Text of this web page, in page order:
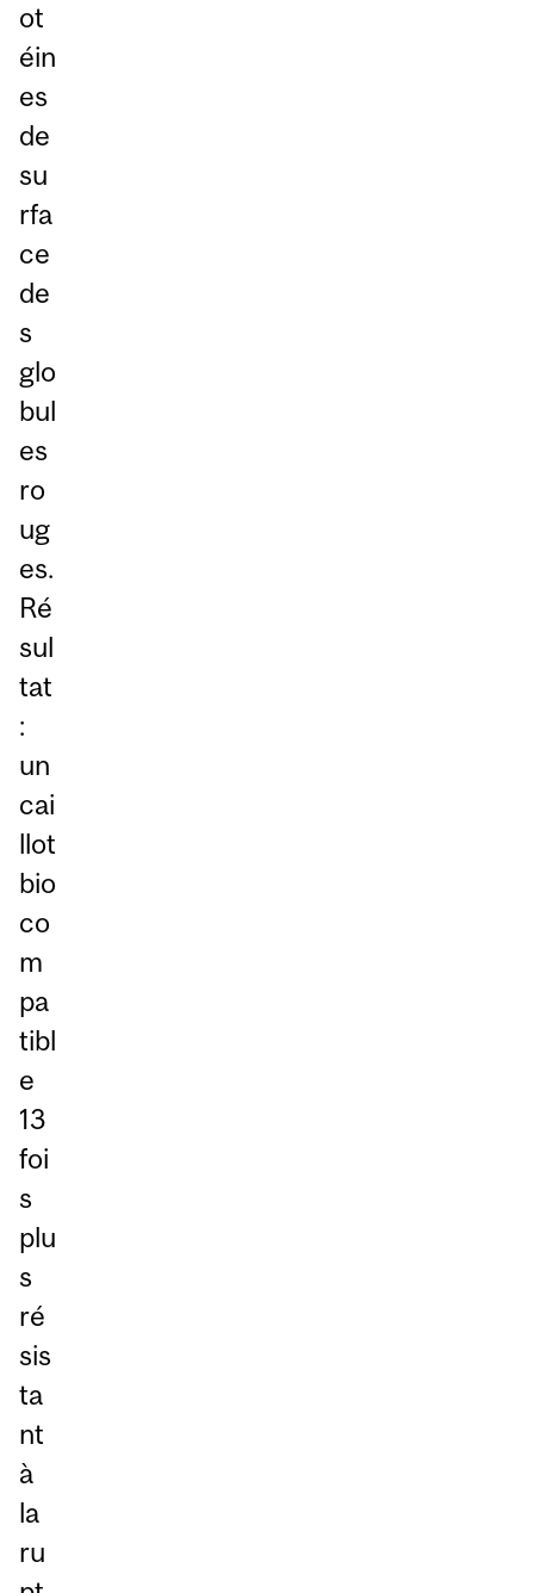
ot
éin
es
de
su
rfa
ce
de
s
glo
bul
es
ro
ug
es.
Ré
sul
tat
:
un
cai
llot
bio
co
m
pa
tibl
e
13
foi
s
plu
s
ré
sis
ta
nt
à
la
ru